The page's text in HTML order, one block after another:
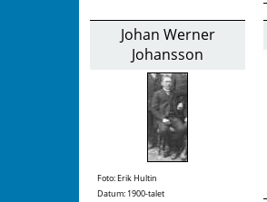
Johan Werner
Johansson
Foto:Erik Hultin
Datum: 1900-talet